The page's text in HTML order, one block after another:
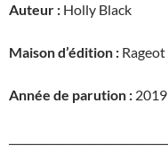
Auteur : Holly Black
Maison d’édition : Rageot
Année de parution : 2019